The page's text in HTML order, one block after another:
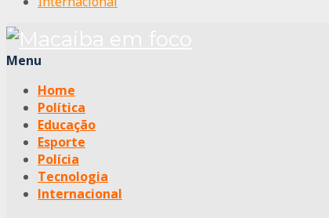
Menu
Home
Política
Educação
Esporte
Polícia
Tecnologia
Internacional